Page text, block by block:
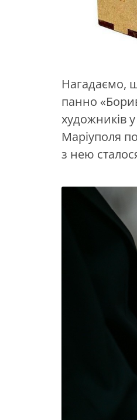
Нагадаємо,
панно
художників
Маріуполя
з нею